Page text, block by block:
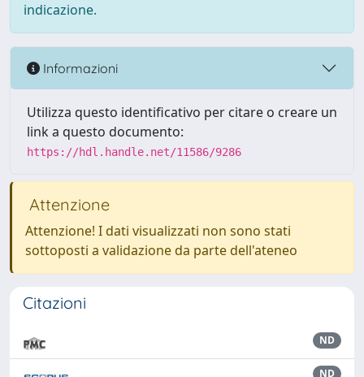
indicazione.
Informazioni
Utilizza questo identificativo per citare o creare un
link a questo documento:
https://hdl.handle.net/11586/9286
Attenzione
Attenzione! I dati visualizzati non sono stati
sottoposti a validazione da parte dell'ateneo
Citazioni
ND
ND